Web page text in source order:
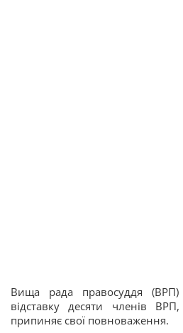
Вища рада правосуддя
відставку десяти членів
припиняє свої повноваження.